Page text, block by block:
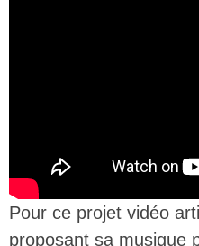
Pour ce projet vidéo
proposant sa musique